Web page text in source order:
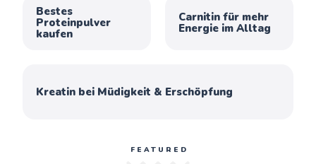
Bestes
Proteinpulver
kaufen
Carnitin für mehr
Energie im Alltag
Kreatin bei Müdigkeit & Erschöpfung
FEATURED